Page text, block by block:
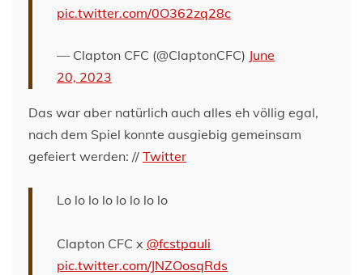
pic.twitter.com/0O362zq28c
— Clapton CFC (@ClaptonCFC) June
20, 2023
Das war aber natürlich auch alles eh völlig egal,
nach dem Spiel konnte ausgiebig gemeinsam
gefeiert werden: // Twitter
Lo lo lo lo lo lo lo lo
Clapton CFC x @fcstpauli
pic.twitter.com/JNZOosqRds